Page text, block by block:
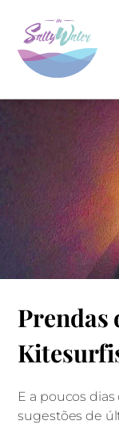
Ideias
Prendas
E a poucos
sugestões de